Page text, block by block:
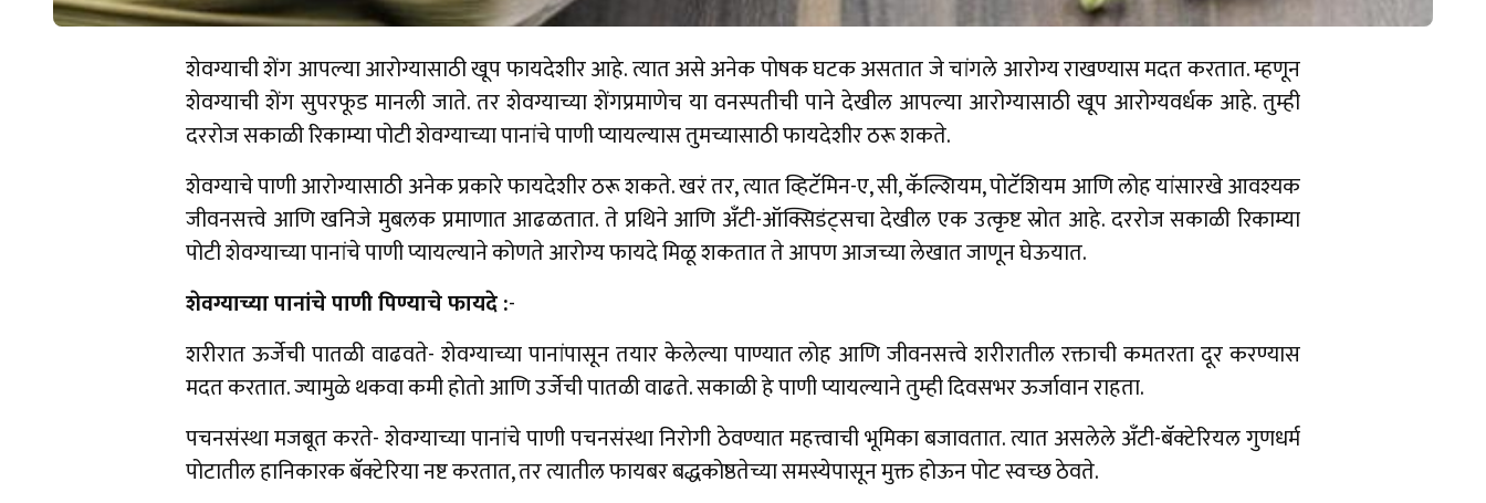
शेवग्याची शेंग आपल्या आरोग्यासाठी खूप फायदेशीर आहे. त्यात असे अनेक पोषक घटक असतात जे चांगले आरोग्य राखण्यास मदत करतात. म्हणून
शेवग्याची शेंग सुपरफूड मानली जाते. तर शेवग्याच्या शेंगप्रमाणेच या वनस्पतीची पाने देखील आपल्या आरोग्यासाठी खूप आरोग्यवर्धक आहे. तुम्ही
दररोज सकाळी रिकाम्या पोटी शेवग्याच्या पानांचे पाणी प्यायल्यास तुमच्यासाठी फायदेशीर ठरू शकते.
शेवग्याचे पाणी आरोग्यासाठी अनेक प्रकारे फायदेशीर ठरू शकते. खरं तर, त्यात व्हिटॅमिन-ए, सी, कॅल्शियम, पोटॅशियम आणि लोह यांसारखे आवश्यक
जीवनसत्त्वे आणि खनिजे मुबलक प्रमाणात आढळतात. ते प्रथिने आणि अँटी-ऑक्सिडंट्सचा देखील एक उत्कृष्ट स्रोत आहे. दररोज सकाळी रिकाम्या
पोटी शेवग्याच्या पानांचे पाणी प्यायल्याने कोणते आरोग्य फायदे मिळू शकतात ते आपण आजच्या लेखात जाणून घेऊयात.
शेवग्याच्या पानांचे पाणी पिण्याचे फायदे :-
शरीरात ऊर्जेची पातळी वाढवते- शेवग्याच्या पानांपासून तयार केलेल्या पाण्यात लोह आणि जीवनसत्त्वे शरीरातील रक्ताची कमतरता दूर करण्यास
मदत करतात. ज्यामुळे थकवा कमी होतो आणि उर्जेची पातळी वाढते. सकाळी हे पाणी प्यायल्याने तुम्ही दिवसभर ऊर्जावान राहता.
पचनसंस्था मजबूत करते- शेवग्याच्या पानांचे पाणी पचनसंस्था निरोगी ठेवण्यात महत्त्वाची भूमिका बजावतात. त्यात असलेले अँटी-बॅक्टेरियल गुणधर्म
पोटातील हानिकारक बॅक्टेरिया नष्ट करतात, तर त्यातील फायबर बद्धकोष्ठतेच्या समस्येपासून मुक्त होऊन पोट स्वच्छ ठेवते.